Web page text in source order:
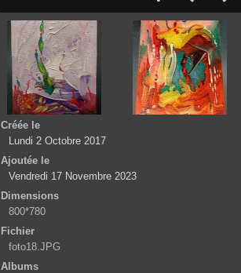
Créée le
Lundi 2 Octobre 2017
Ajoutée le
Vendredi 17 Novembre 2023
Dimensions
800*780
Fichier
foto18.JPG
Albums